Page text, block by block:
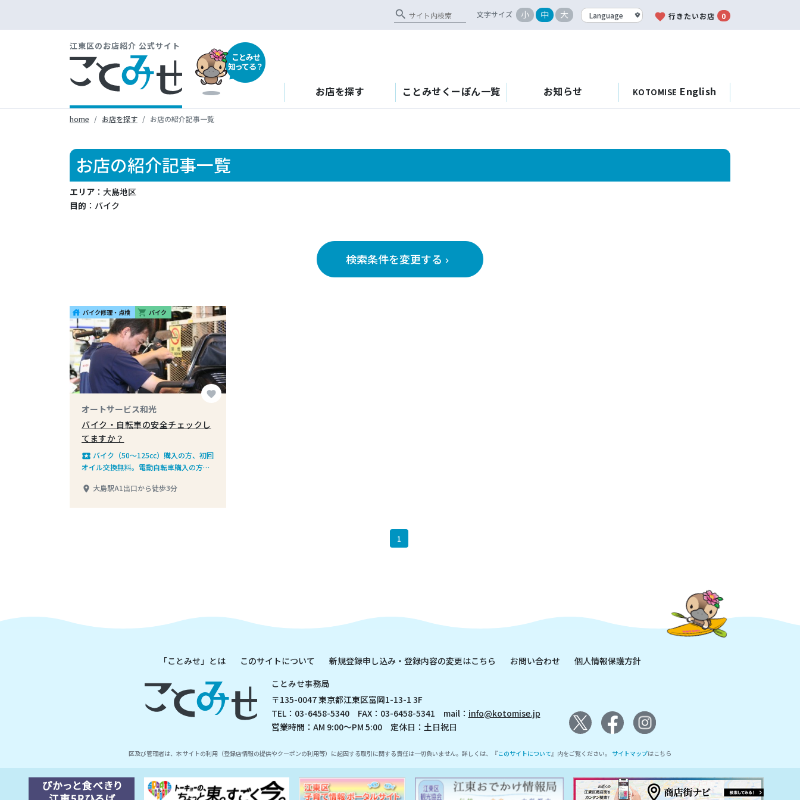
search 文字サイズ 小 中 大 favorite 行きたいお店 0
江東区のお店紹介 公式サイト
ことみせ
知ってる？
お店を探す ことみせくーぽん一覧 お知らせ KOTOMISE English
home お店を探す お店の紹介記事一覧
お店の紹介記事一覧
エリア ：大島地区
目的 ：バイク
検索条件を変更する keyboard_arrow_right
house バイク修理・点検 shopping_cart バイク
favorite
オートサービス和光
バイク・自転車の安全チェックし
てますか？
local_play バイク（50～125cc）購入の方、初回
オイル交換無料。電動自転車購入の方、
place 大島駅A1出口から徒歩3分
1
「ことみせ」とは このサイトについて 新規登録申し込み・登録内容の変更はこちら お問い合わせ
個人情報保護方針
ことみせ事務局
〒135-0047 東京都江東区富岡1-13-1 3F
TEL：03-6458-5340 FAX：03-6458-5341 mail： info@kotomise.jp
営業時間：AM 9:00～PM 5:00 定休日：土日祝日
区及び管理者は、本サイトの利用（登録店情報の提供やクーポンの利用等）に起因する取引に関する責任は一切負いません。詳しくは、『このサイトについて』内をご覧ください。 サイトマップはこちら